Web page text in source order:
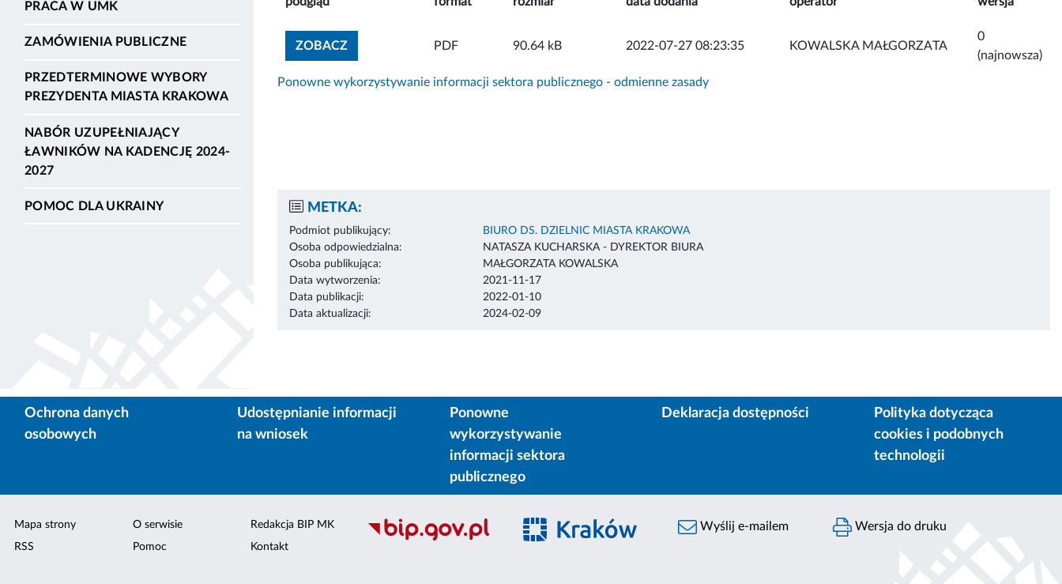
PRACA W UMK
ZAMÓWIENIA PUBLICZNE
PRZEDTERMINOWE WYBORY
PREZYDENTA MIASTA KRAKOWA
NABÓR UZUPEŁNIAJĄCY
ŁAWNIKÓW NA KADENCJĘ 2024-
2027
POMOC DLA UKRAINY
ZOBACZZOBACZ ZAŁĄCZNIK
PDF 90.64 kB 2022-07-27 08:23:35 KOWALSKA MAŁGORZATA
0
(najnowsza)
Ponowne wykorzystywanie informacji sektora publicznego - odmienne zasady
METKA:
Podmiot publikujący:
BIURO DS. DZIELNIC MIASTA KRAKOWA
Osoba odpowiedzialna:
NATASZA KUCHARSKA - DYREKTOR BIURA
Osoba publikująca:
MAŁGORZATA KOWALSKA
Data wytworzenia:
2021-11-17
Data publikacji:
2022-01-10
Data aktualizacji:
2024-02-09
Ochrona danych
osobowych
Udostępnianie informacji
na wniosek
Ponowne
wykorzystywanie
informacji sektora
publicznego
Deklaracja dostępności
Polityka dotycząca
cookies i podobnych
technologii
Mapa strony
RSS
O serwisie
Pomoc
Redakcja BIP MK
Kontakt
Wyślij e-mailem Wersja do druku